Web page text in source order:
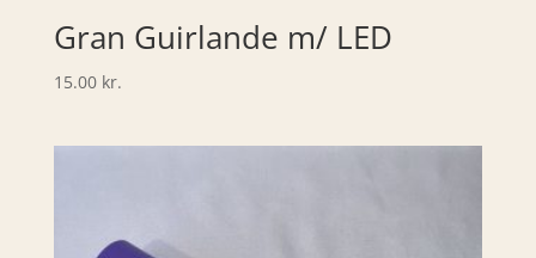
Gran Guirlande m/ LED
15.00 kr.